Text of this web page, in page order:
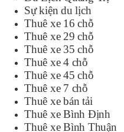
Sự kiện du lịch
Thuê xe 16 chỗ
Thuê xe 29 chỗ
Thuê xe 35 chỗ
Thuê xe 4 chỗ
Thuê xe 45 chỗ
Thuê xe 7 chỗ
Thuê xe bán tải
Thuê xe Bình Định
Thuê xe Bình Thuận